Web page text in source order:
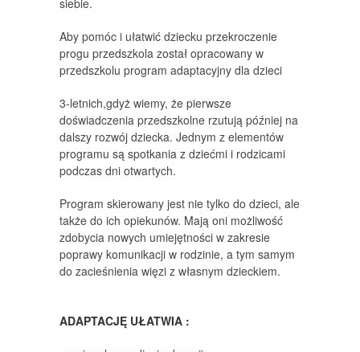
Aby pomóc i ułatwić dziecku przekroczenie
progu przedszkola został opracowany w
przedszkolu program adaptacyjny dla dzieci
3-letnich,gdyż wiemy, że pierwsze
doświadczenia przedszkolne rzutują później na
dalszy rozwój dziecka. Jednym z elementów
programu są spotkania z dziećmi i rodzicami
podczas dni otwartych.
Program skierowany jest nie tylko do dzieci, ale
także do ich opiekunów. Mają oni możliwość
zdobycia nowych umiejętności w zakresie
poprawy komunikacji w rodzinie, a tym samym
do zacieśnienia więzi z własnym dzieckiem.
ADAPTACJĘ UŁATWIA :